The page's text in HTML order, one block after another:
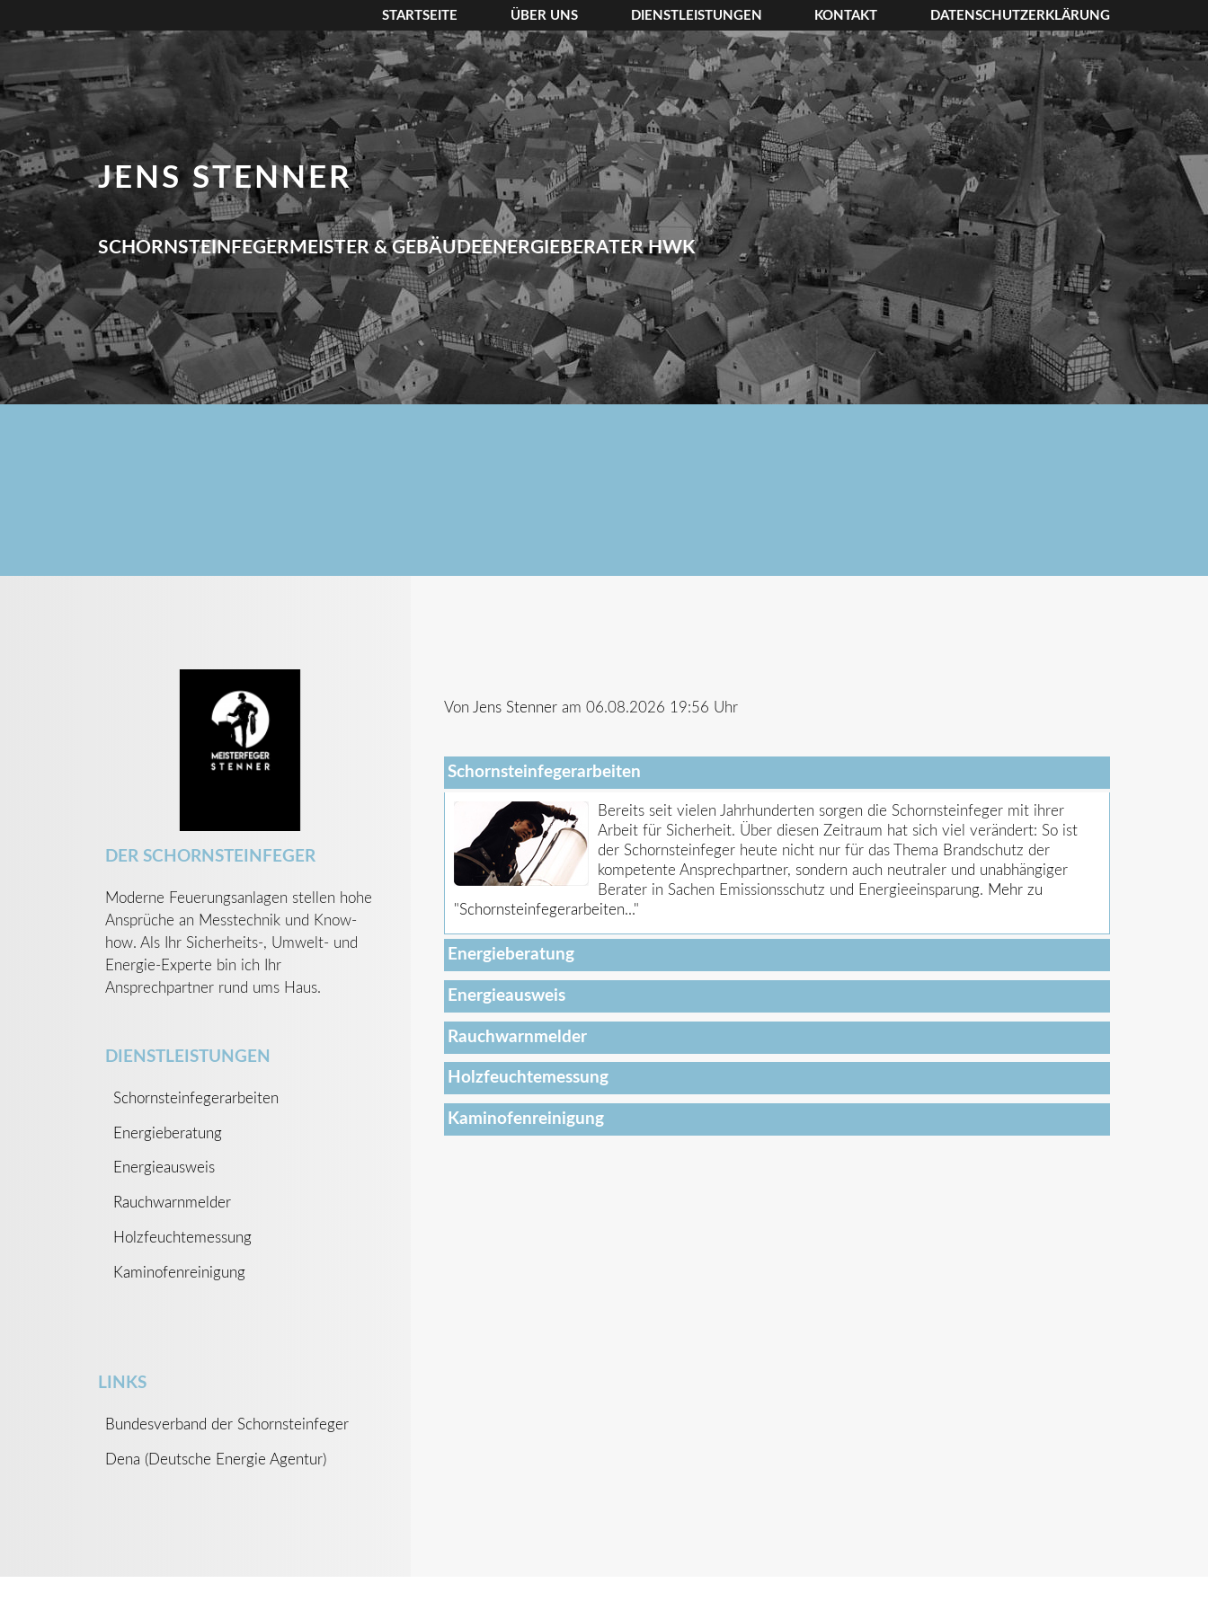
STARTSEITE ÜBER UNS DIENSTLEISTUNGEN KONTAKT DATENSCHUTZERKLÄRUNG
JENS STENNER
SCHORNSTEINFEGERMEISTER & GEBÄUDEENERGIEBERATER HWK
DER SCHORNSTEINFEGER
Moderne Feuerungsanlagen stellen hohe
Ansprüche an Messtechnik und Know-
how. Als Ihr Sicherheits-, Umwelt- und
Energie-Experte bin ich Ihr
Ansprechpartner rund ums Haus.
DIENSTLEISTUNGEN
Schornsteinfegerarbeiten
Energieberatung
Energieausweis
Rauchwarnmelder
Holzfeuchtemessung
Kaminofenreinigung
LINKS
Bundesverband der Schornsteinfeger
Dena (Deutsche Energie Agentur)
Von Jens Stenneram 06.08.2026 19:56 Uhr
Schornsteinfegerarbeiten
Bereits seit vielen Jahrhunderten sorgen die Schornsteinfeger mit ihrer
Arbeit für Sicherheit. Über diesen Zeitraum hat sich viel verändert: So ist
der Schornsteinfeger heute nicht nur für das Thema Brandschutz der
kompetente Ansprechpartner, sondern auch neutraler und unabhängiger
Berater in Sachen Emissionsschutz und Energieeinsparung. Mehr zu
"Schornsteinfegerarbeiten..."
Energieberatung
Energieausweis
Rauchwarnmelder
Holzfeuchtemessung
Kaminofenreinigung